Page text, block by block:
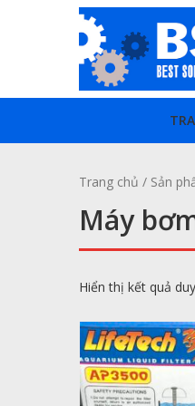
Trang chủ / Sản
Máy
Hiển thị kết quả